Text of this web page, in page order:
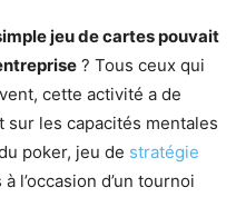
jeu de cartes pouvait
? Tous ceux qui
cette activité a de
les capacités mentales
poker, jeu de stratégie
l’occasion d’un tournoi